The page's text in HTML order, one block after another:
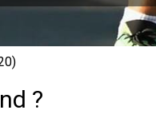
?